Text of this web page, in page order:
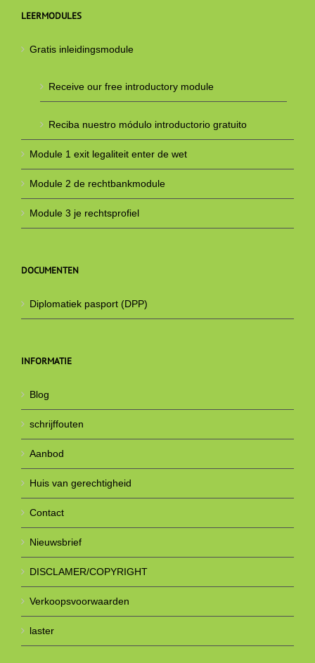
LEERMODULES
Gratis inleidingsmodule
Receive our free introductory module
Reciba nuestro módulo introductorio gratuito
Module 1 exit legaliteit enter de wet
Module 2 de rechtbankmodule
Module 3 je rechtsprofiel
DOCUMENTEN
Diplomatiek pasport (DPP)
INFORMATIE
Blog
schrijffouten
Aanbod
Huis van gerechtigheid
Contact
Nieuwsbrief
DISCLAMER/COPYRIGHT
Verkoopsvoorwaarden
laster